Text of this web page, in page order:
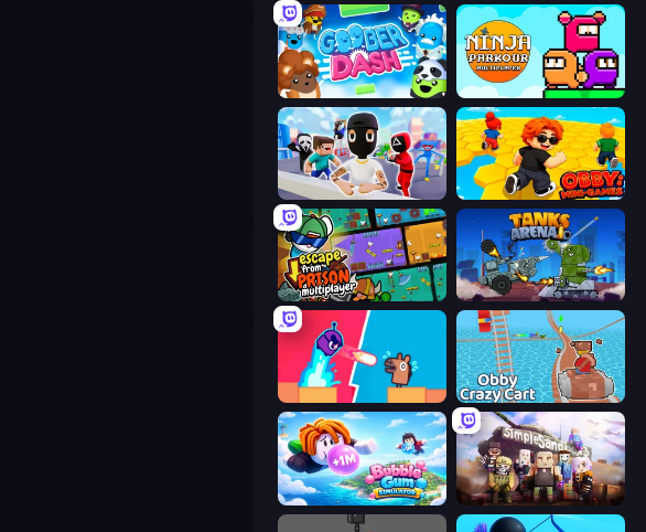
Goober Dash Ninja Parkour Multiplayer
Obby: Mini-Games
Escape From Prison Multiplayer Tanks Arena io: Craft & Combat
Boom Slingers ReBoom Obby: Crazy Cart
Bubble Gum Simulator Simple Sandbox 3